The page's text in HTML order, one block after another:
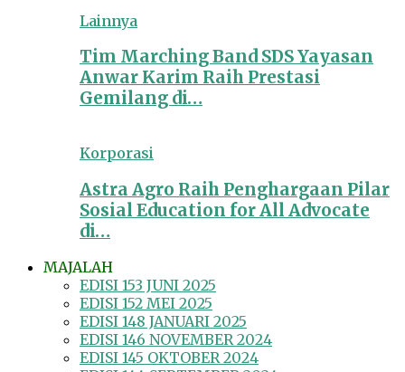
Lainnya
Tim Marching Band SDS Yayasan
Anwar Karim Raih Prestasi
Gemilang di…
Korporasi
Astra Agro Raih Penghargaan Pilar
Sosial Education for All Advocate
di…
MAJALAH
EDISI 153 JUNI 2025
EDISI 152 MEI 2025
EDISI 148 JANUARI 2025
EDISI 146 NOVEMBER 2024
EDISI 145 OKTOBER 2024